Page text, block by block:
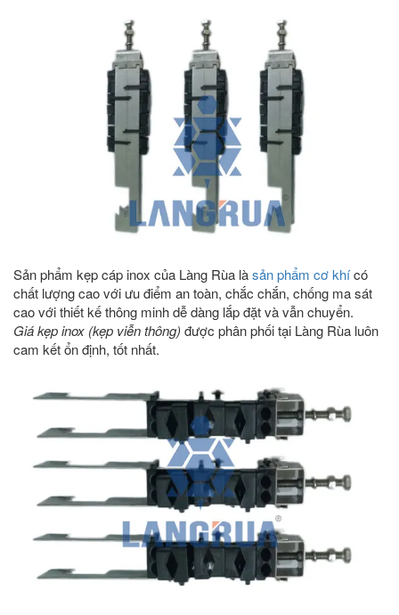
Sản phẩm kẹp cáp inox của Làng Rùa làsản phẩm cơ khícó
chất lượng cao với ưu điểm an toàn, chắc chắn, chống ma sát
cao với thiết kế thông minh dễ dàng lắp đặt và vẫn chuyển.
Giá kẹp inox (kẹp viễn thông) được phân phối tại Làng Rùa luôn
cam kết ổn định, tốt nhất.